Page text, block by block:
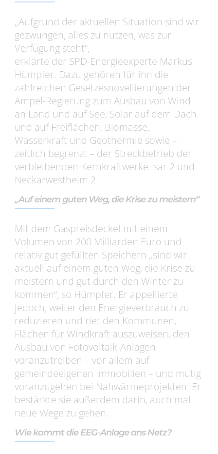
„Aufgrund der aktuellen Situation sind wir
gezwungen, alles zu nutzen, was zur
Verfügung steht“,
erklärte der SPD-Energieexperte Markus
Hümpfer. Dazu gehören für ihn die
zahlreichen Gesetzesnovellierungen der
Ampel-Regierung zum Ausbau von Wind
an Land und auf See, Solar auf dem Dach
und auf Freiflächen, Biomasse,
Wasserkraft und Geothermie sowie –
zeitlich begrenzt – der Streckbetrieb der
verbleibenden Kernkraftwerke Isar 2 und
Neckarwestheim 2.
„Auf einem guten Weg, die Krise zu meistern“
Mit dem Gaspreisdeckel mit einem
Volumen von 200 Milliarden Euro und
relativ gut gefüllten Speichern „sind wir
aktuell auf einem guten Weg, die Krise zu
meistern und gut durch den Winter zu
kommen“, so Hümpfer. Er appellierte
jedoch, weiter den Energieverbrauch zu
reduzieren und riet den Kommunen,
Flächen für Windkraft auszuweisen, den
Ausbau von Fotovoltaik-Anlagen
voranzutreiben – vor allem auf
gemeindeeigenen Immobilien – und mutig
voranzugehen bei Nahwärmeprojekten. Er
bestärkte sie außerdem darin, auch mal
neue Wege zu gehen.
Wie kommt die EEG-Anlage ans Netz?